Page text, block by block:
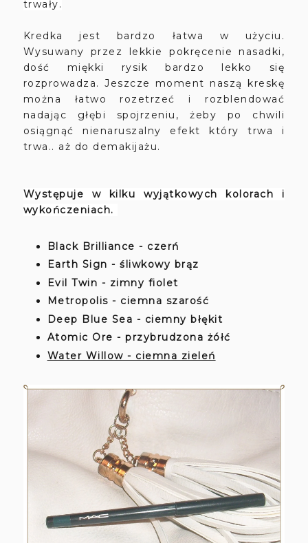
trwały.
Kredka jest bardzo łatwa w użyciu.
Wysuwany przez lekkie pokręcenie nasadki,
dość miękki rysik bardzo lekko się
rozprowadza. Jeszcze moment naszą kreskę
można łatwo rozetrzeć i rozblendować
nadając głębi spojrzeniu, żeby po chwili
osiągnąć nienaruszalny efekt który trwa i
trwa.. aż do demakijażu.
Występuje w kilku wyjątkowych kolorach i
wykończeniach.
Black Brilliance - czerń
Earth Sign - śliwkowy brąz
Evil Twin - zimny fiolet
Metropolis - ciemna szarość
Deep Blue Sea - ciemny błękit
Atomic Ore - przybrudzona żółć
Water Willow - ciemna zieleń